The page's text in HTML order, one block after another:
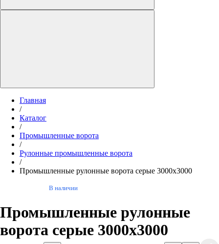
Главная
/
Каталог
/
Промышленные ворота
/
Рулонные промышленные ворота
/
Промышленные рулонные ворота серые 3000х3000
Промышленные рулонные
ворота серые 3000х3000
В наличии